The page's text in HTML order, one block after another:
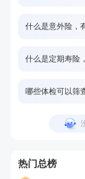
什么是意外险，
什么是定期寿险
哪些体检可以筛
热门总榜